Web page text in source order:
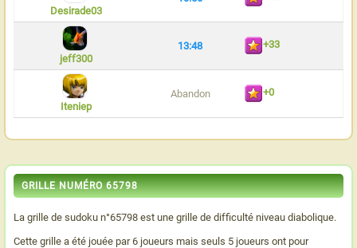
Desirade03
jeff300
13:48 +33
Iteniep
Abandon +0
GRILLE NUMÉRO 65798
La grille de sudoku n°65798 est une grille de difficulté niveau diabolique.
Cette grille a été jouée par 6 joueurs mais seuls 5 joueurs ont pour